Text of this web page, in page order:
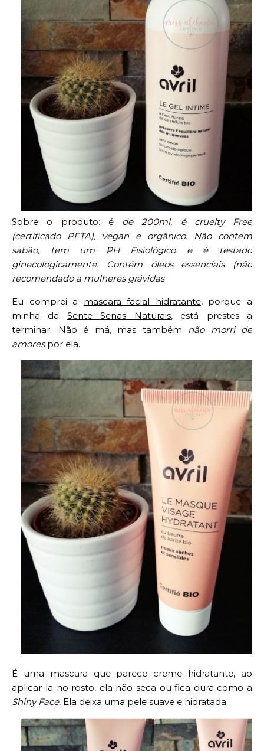
Sobre o produto: éde 200ml, é cruelty Free
(certificado PETA), vegan e orgânico. Não contem
sabão, tem um PH Fisiológico e é testado
ginecologicamente. Contém óleos essenciais (não
recomendado a mulheres grávidas
Eu comprei a mascara facial hidratante, porque a
minha da Sente Senas Naturais, está prestes a
terminar. Não é má, mas também não morri de
amorespor ela.
É uma mascara que parece creme hidratante, ao
aplicar-la no rosto, ela não seca ou fica dura como a
Shiny Face. Ela deixa uma pele suave e hidratada.